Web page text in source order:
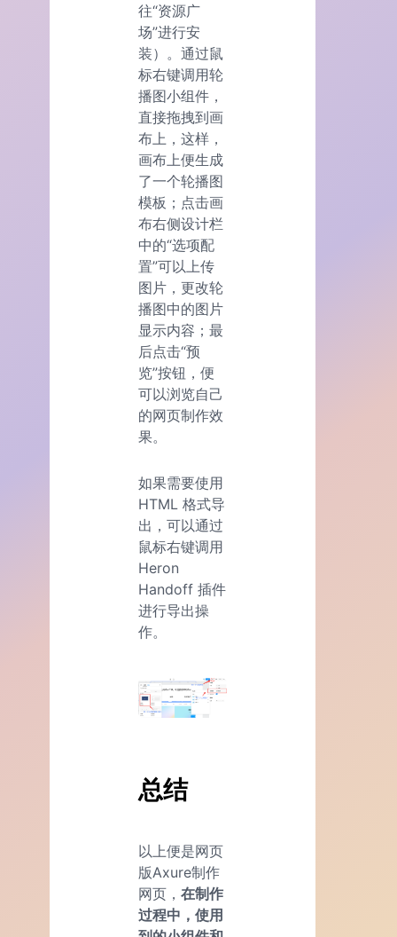
往“资源广
场”进行安
装）。通过鼠
标右键调用轮
播图小组件，
直接拖拽到画
布上，这样，
画布上便生成
了一个轮播图
模板；点击画
布右侧设计栏
中的“选项配
置”可以上传
图片，更改轮
播图中的图片
显示内容；最
后点击“预
览”按钮，便
可以浏览自己
的网页制作效
果。
如果需要使用
HTML 格式导
出，可以通过
鼠标右键调用
Heron
Handoff 插件
进行导出操
作。
总结
以上便是网页
版Axure制作
网页， 在制作
过程中，使用